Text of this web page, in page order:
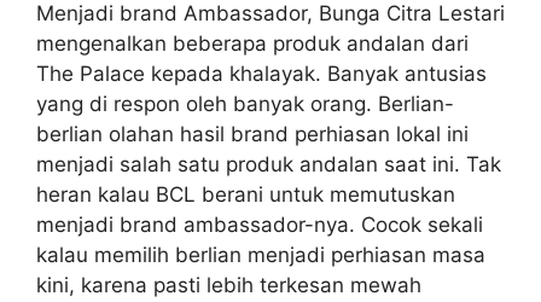
Menjadi brand Ambassador, Bunga Citra Lestari
mengenalkan beberapa produk andalan dari
The Palace kepada khalayak. Banyak antusias
yang di respon oleh banyak orang. Berlian-
berlian olahan hasil brand perhiasan lokal ini
menjadi salah satu produk andalan saat ini. Tak
heran kalau BCL berani untuk memutuskan
menjadi brand ambassador-nya. Cocok sekali
kalau memilih berlian menjadi perhiasan masa
kini, karena pasti lebih terkesan mewah